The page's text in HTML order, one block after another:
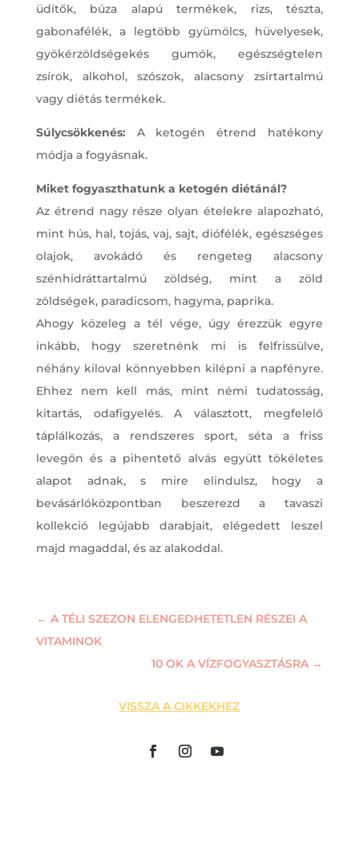
üdítők, búza alapú termékek, rizs, tészta,
gabonafélék, a legtöbb gyümölcs, hüvelyesek,
gyökérzöldségekés gumók, egészségtelen
zsírok, alkohol, szószok, alacsony zsírtartalmú
vagy diétás termékek.
Súlycsökkenés: A ketogén étrend hatékony
módja a fogyásnak.
Miket fogyaszthatunk a ketogén diétánál?
Az étrend nagy része olyan ételekre alapozható,
mint hús, hal, tojás, vaj, sajt, diófélék, egészséges
olajok, avokádó és rengeteg alacsony
szénhidráttartalmú zöldség, mint a zöld
zöldségek, paradicsom, hagyma, paprika.
Ahogy közeleg a tél vége, úgy érezzük egyre
inkább, hogy szeretnénk mi is felfrissülve,
néhány kiloval könnyebben kilépni a napfényre.
Ehhez nem kell más, mint némi tudatosság,
kitartás, odafigyelés. A választott, megfelelő
táplálkozás, a rendszeres sport, séta a friss
levegőn és a pihentető alvás együtt tökéletes
alapot adnak, s mire elindulsz, hogy a
bevásárlóközpontban beszerezd a tavaszi
kollekció legújabb darabjait, elégedett leszel
majd magaddal, és az alakoddal.
← A TÉLI SZEZON ELENGEDHETETLEN RÉSZEI A
VITAMINOK
10 OK A VÍZFOGYASZTÁSRA→
VISSZA A CIKKEKHEZ